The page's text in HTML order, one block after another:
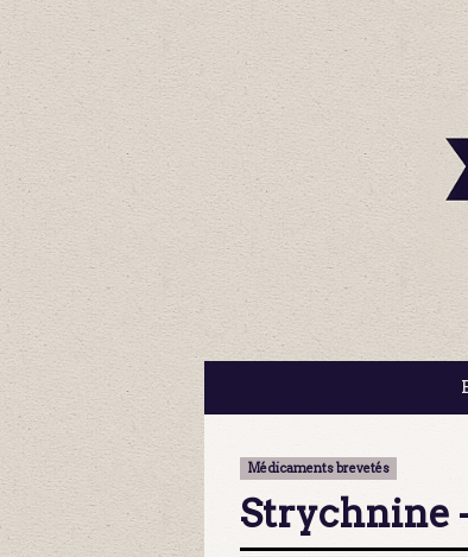
Médicaments brevetés
Strychnine